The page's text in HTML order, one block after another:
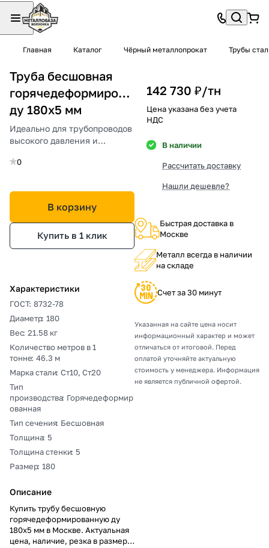
Главная Каталог Чёрный металлопрокат Трубы
Труба бесшовная
горячедеформированная
ду 180х5 мм
Идеально для трубопроводов
высокого давления и
0
В корзину
Купить в 1 клик
Характеристики
ГОСТ: 8732-78
Диаметр: 180
Вес: 21.58 кг
Количество метров в 1
тонне: 46.3 м
Марка стали: Ст10, Ст20
Тип
производства: Горячедеформир
ованная
Тип сечения: Бесшовная
Толщина: 5
Толщина стенки: 5
Размер: 180
Описание
Купить трубу бесшовную
горячедеформированную ду
180х5 мм в Москве. Актуальная
цена, наличие, резка в размер,
142 730 ₽/тн
Цена указана без учета
НДС
В наличии
Рассчитать доставку
Нашли дешевле?
Быстрая доставка в
Москве
Металл всегда в наличии
на складе
Счет за 30 минут
Указанная на сайте цена носит
информационный характер и может
отличаться от итоговой. Перед
оплатой уточняйте актуальную
стоимость у менеджера. Информация
не является публичной офертой.